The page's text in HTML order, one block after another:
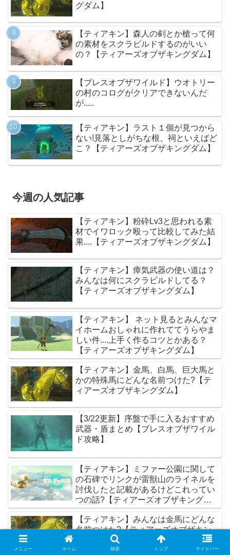
グダム】
【ティアキン】森人の剣とか槍って何
の素材をスクラビルドするのがいい
の？【ティアーズオブザキングダム】
【ブレスオブザワイルド】ウオトリー
の村のコログがクリアできないんだ
が.....
【ティアキン】ラスト１個が見つから
ない!見落としがちな根、祠といえばど
こ？【ティアーズオブザキングダム】
今週の人気記事
【ティアキン】粉砕Lv3と思われる素
材でイワロック殴って比較してみた結
果....【ティアーズオブザキングダム】
【ティアキン】瘴気武器の使い道は？
みんなは何にスクラビルドしてる？
【ティアーズオブザキングダム】
【ティアキン】 ネット見るとみんなマ
イホームおしゃれに作れててうらやま
しい件....上手く作るコツとかある？
【ティアーズオブザキングダム】
【ティアキン】金馬、白馬、巨大馬と
かの特殊馬にどんな名前つけた?【テ
ィアーズオブザキングダム】
【3/22更新】序盤で手に入るおすすめ
武器・盾まとめ【ブレスオブザワイル
ド攻略】
【ティアキン】ミファー公園に関して
の石碑でリンクが雷獣山のライネルを
討伐したと記載があるけどこれってい
つの話?【ティアーズオブザキングダ
ム】
【ティアキン】みんなは金馬にどんな
名前つけた?【ティアーズオブザキン
メニュー ホーム 検索 トップ サイドバー